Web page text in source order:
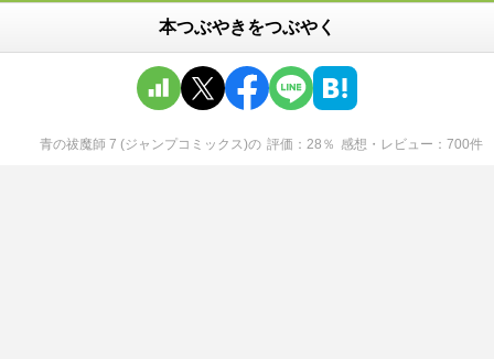
本つぶやきをつぶやく
青の祓魔師 7 (ジャンプコミックス)の 評価 28 ％ 感想・レビュー 700件